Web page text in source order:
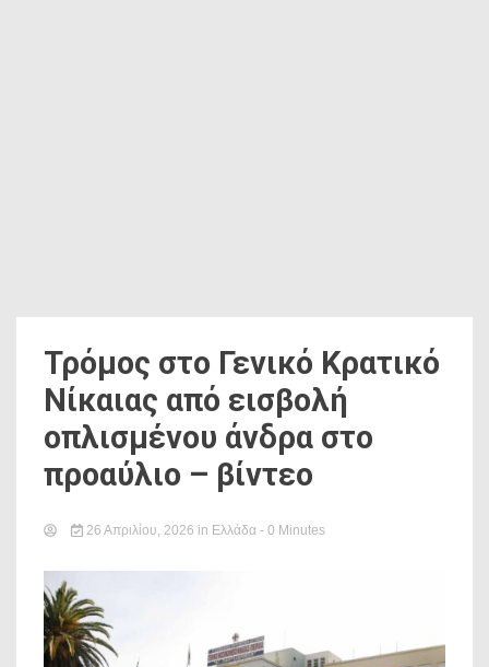
Τρόμος στο Γενικό Κρατικό
Νίκαιας από εισβολή
οπλισμένου άνδρα στο
προαύλιο – βίντεο
26 Απριλίου, 2026 in Ελλάδα - 0 Minutes